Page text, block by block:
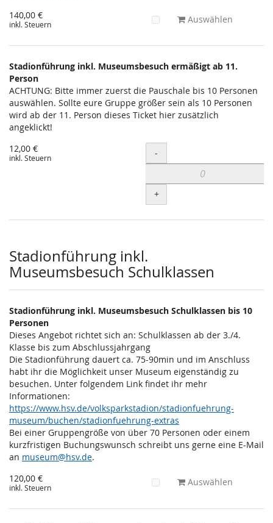
140,00 €
inkl. Steuern Auswählen
Stadionführung inkl. Museumsbesuch ermäßigt ab 11.
Person
ACHTUNG: Bitte immer zuerst die Pauschale bis 10 Personen
auswählen. Sollte eure Gruppe größer sein als 10 Personen
wird ab der 11. Person dieses Ticket hier zusätzlich
angeklickt!
12,00 €
inkl. Steuern Menge
-
+
Stadionführung inkl.
Museumsbesuch Schulklassen
Stadionführung inkl. Museumsbesuch Schulklassen bis 10
Personen
Dieses Angebot richtet sich an: Schulklassen ab der 3./4.
Klasse bis zum Abschlussjahrgang
Die Stadionführung dauert ca. 75-90min und im Anschluss
habt ihr die Möglichkeit unser Museum eigenständig zu
besuchen. Unter folgendem Link findet ihr mehr
Informationen:
https://www.hsv.de/volksparkstadion/stadionfuehrung-
museum/buchen/stadionfuehrung-extras
Bei einer Gruppengröße von über 70 Personen oder einem
kurzfristigen Buchungswunsch schreibt uns gerne eine E-Mail
an museum@hsv.de.
120,00 €
inkl. Steuern Auswählen